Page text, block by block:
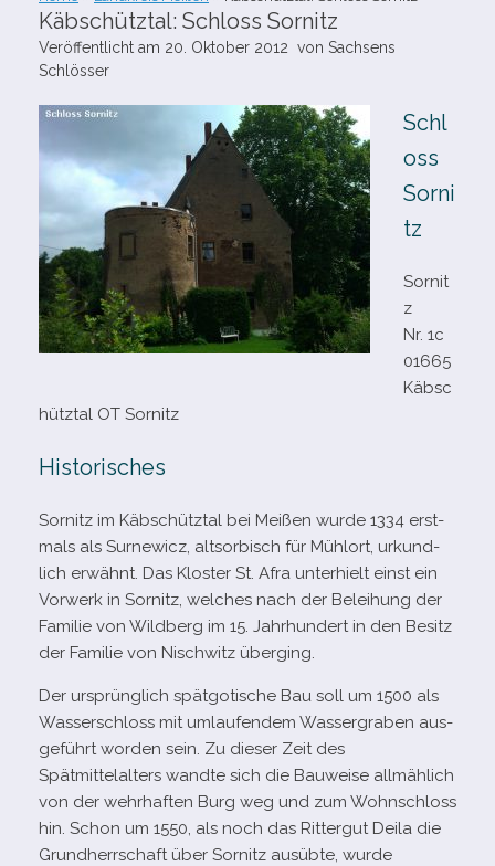
Käbschütztal: Schloss Sornitz
Veröffentlicht am 20. Oktober 2012 von Sachsens
Schlösser
Schl
oss
Sorni
tz
Sornit
z
Nr. 1c
01665
Käbsc
hütztal OT Sornitz
Historisches
Sornitz im Käbschütztal bei Meißen wurde 1334 erst­
mals als Surnewicz, alt­sor­bisch für Mühlort, urkund­
lich erwähnt. Das Kloster St. Afra unter­hielt einst ein
Vorwerk in Sornitz, wel­ches nach der Beleihung der
Familie von Wildberg im 15. Jahrhundert in den Besitz
der Familie von Nischwitz überging.
Der ursprüng­lich spät­go­ti­sche Bau soll um 1500 als
Wasserschloss mit umlau­fen­dem Wassergraben aus­
ge­führt wor­den sein. Zu die­ser Zeit des
Spätmittelalters wandte sich die Bauweise all­mäh­lich
von der wehr­haf­ten Burg weg und zum Wohnschloss
hin. Schon um 1550, als noch das Rittergut Deila die
Grundherrschaft über Sornitz aus­übte, wurde